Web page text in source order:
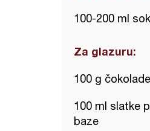
100-200 ml
Za glazuru:
100 g
100 ml slatke
baze